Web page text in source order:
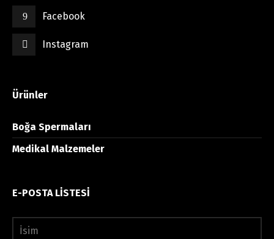
Facebook
Instagram
Ürünler
Boğa Spermaları
Medikal Malzemeler
E-POSTA LİSTESİ